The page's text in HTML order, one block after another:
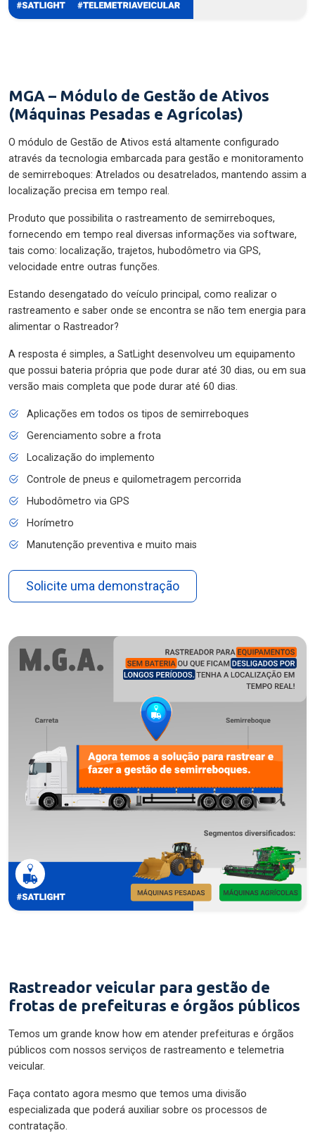
MGA – Módulo de Gestão de Ativos
(Máquinas Pesadas e Agrícolas)
O módulo de Gestão de Ativos está altamente configurado
através da tecnologia embarcada para gestão e monitoramento
de semirreboques: Atrelados ou desatrelados, mantendo assim a
localização precisa em tempo real.
Produto que possibilita o rastreamento de semirreboques,
fornecendo em tempo real diversas informações via software,
tais como: localização, trajetos, hubodômetro via GPS,
velocidade entre outras funções.
Estando desengatado do veículo principal, como realizar o
rastreamento e saber onde se encontra se não tem energia para
alimentar o Rastreador?
A resposta é simples, a SatLight desenvolveu um equipamento
que possui bateria própria que pode durar até 30 dias, ou em sua
versão mais completa que pode durar até 60 dias.
Aplicações em todos os tipos de semirreboques
Gerenciamento sobre a frota
Localização do implemento
Controle de pneus e quilometragem percorrida
Hubodômetro via GPS
Horímetro
Manutenção preventiva e muito mais
Solicite uma demonstração
Rastreador veicular para gestão de
frotas de prefeituras e órgãos públicos
Temos um grande know how em atender prefeituras e órgãos
públicos com nossos serviços de rastreamento e telemetria
veicular.
Faça contato agora mesmo que temos uma divisão
especializada que poderá auxiliar sobre os processos de
contratação.